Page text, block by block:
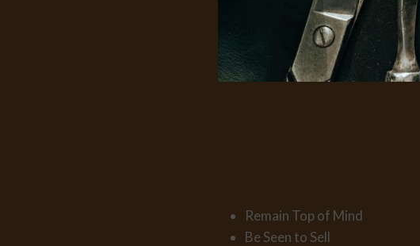
Remain Top of Mind
Be Seen to Sell